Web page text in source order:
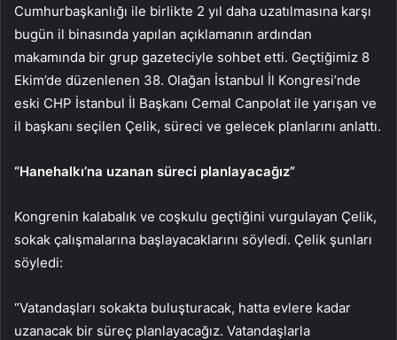
Cumhurbaşkanlığı ile birlikte 2 yıl daha uzatılmasına karşı
bugün il binasında yapılan açıklamanın ardından
makamında bir grup gazeteciyle sohbet etti. Geçtiğimiz 8
Ekim’de düzenlenen 38. Olağan İstanbul İl Kongresi’nde
eski CHP İstanbul İl Başkanı Cemal Canpolat ile yarışan ve
il başkanı seçilen Çelik, süreci ve gelecek planlarını anlattı.
“Hanehalkı’na uzanan süreci planlayacağız”
Kongrenin kalabalık ve coşkulu geçtiğini vurgulayan Çelik,
sokak çalışmalarına başlayacaklarını söyledi. Çelik şunları
söyledi:
“Vatandaşları sokakta buluşturacak, hatta evlere kadar
uzanacak bir süreç planlayacağız. Vatandaşlarla